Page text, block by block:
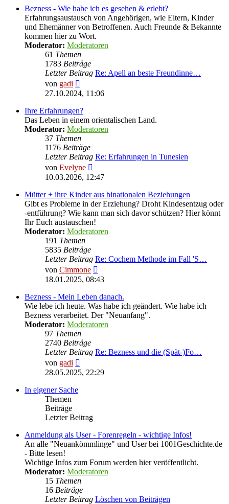
Bezness - Wie habe ich es gesehen & erlebt?
Erfahrungsaustausch von Angehörigen, wie Eltern, Kinder
und Ehemänner von Betroffenen. Auch Freunde & Bekannte
kommen hier zu Wort.
Moderator: Moderatoren
61 Themen
1783 Beiträge
Letzter Beitrag Re: Apell an beste Freundinne…
von gadi
Beitrag
27.10.2024, 11:06
Ihre Erfahrungen?
Das Leben in einem orientalischen Land.
Moderator: Moderatoren
37 Themen
1176 Beiträge
Letzter Beitrag Re: Erfahrungen in Tunesien
von Evelyne
Beitrag
10.03.2026, 12:47
Mütter + ihre Kinder aus binationalen Beziehungen
Gibt es Probleme in der Erziehung? Droht Kindesentzug oder
-entführung? Wie kann man sich davor schützen? Hier könnt
Ihr Euch austauschen!
Moderator: Moderatoren
191 Themen
5835 Beiträge
Letzter Beitrag Re: Cochem Methode im Fall 'S…
von Cimmone
Beitrag
18.01.2025, 08:43
Bezness - Mein Leben danach.
Wie lebe ich heute. Was habe ich geändert. Wie habe ich
Bezness verarbeitet. Der "Neuanfang".
Moderator: Moderatoren
97 Themen
2740 Beiträge
Letzter Beitrag Re: Bezness und die (Spät-)Fo…
von gadi
Beitrag
28.05.2025, 22:29
In eigener Sache
Themen
Beiträge
Letzter Beitrag
Anmeldung als User - Forenregeln - wichtige Infos!
An alle "Neuankömmlinge" und User bei 1001Geschichte.de
- Bitte lesen!
Wichtige Infos zum Forum werden hier veröffentlicht.
Moderator: Moderatoren
15 Themen
16 Beiträge
Letzter Beitrag Löschen von Beiträgen